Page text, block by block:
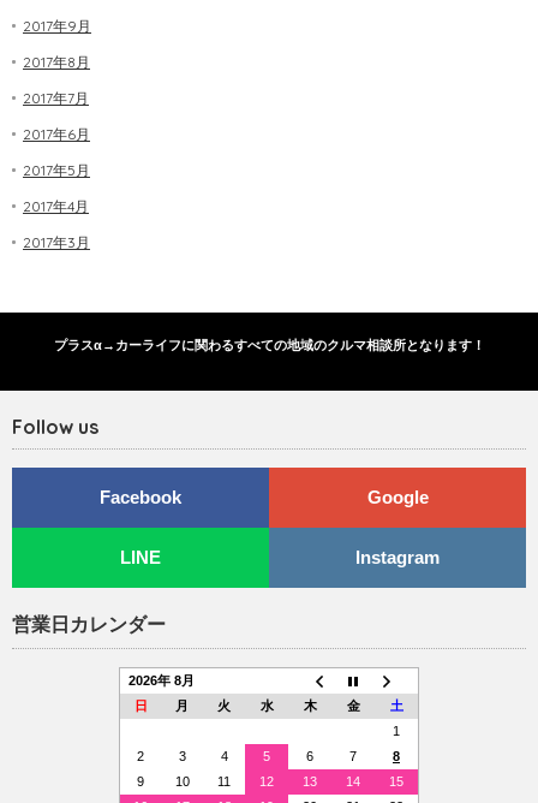
2017年9月
2017年8月
2017年7月
2017年6月
2017年5月
2017年4月
2017年3月
プラスα→カーライフに関わるすべての地域のクルマ相談所となります！
Follow us
Facebook Google
LINE Instagram
営業日カレンダー
2026年 8月
日
月 火 水 木 金
土
1
2
3 4 5 6 7
8
9
10 11 12 13 14
15